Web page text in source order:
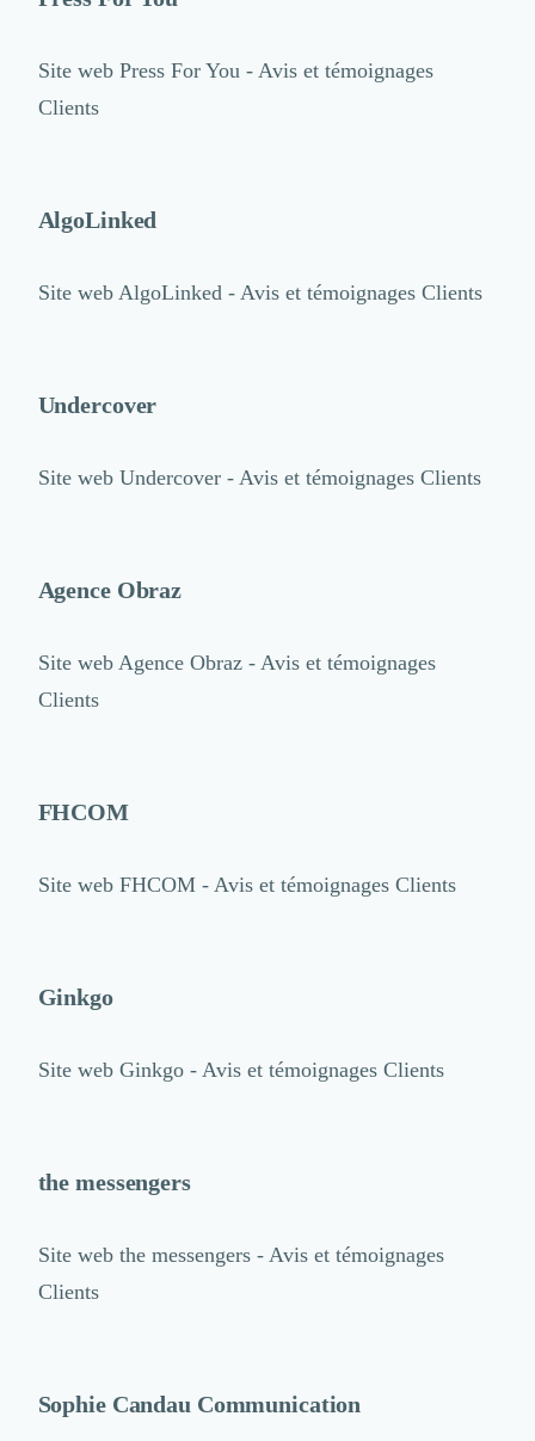
Site web Press For You - Avis et témoignages
Clients
AlgoLinked
Site web AlgoLinked - Avis et témoignages Clients
Undercover
Site web Undercover - Avis et témoignages Clients
Agence Obraz
Site web Agence Obraz - Avis et témoignages
Clients
FHCOM
Site web FHCOM - Avis et témoignages Clients
Ginkgo
Site web Ginkgo - Avis et témoignages Clients
the messengers
Site web the messengers - Avis et témoignages
Clients
Sophie Candau Communication